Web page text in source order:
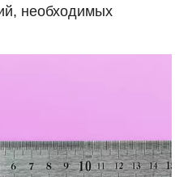
необходимых